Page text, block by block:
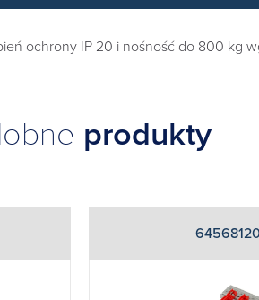
ochrony IP 20 i nośność do 800 kg
produkty
64568120